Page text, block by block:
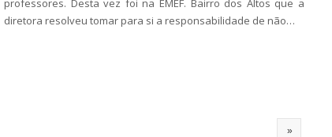
professores. Desta vez foi na EMEF. Bairro dos Altos que a
diretora resolveu tomar para si a responsabilidade de não…
»